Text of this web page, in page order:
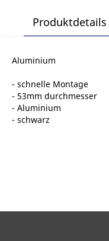
Produktdetails
Aluminium
- schnelle Montage
- 53mm durchmesser
- Aluminium
- schwarz